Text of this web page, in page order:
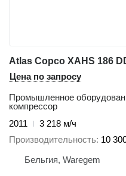
Atlas Copco XAHS 186
Цена по запросу
Промышленное
компрессор
2011
3 218 м/ч
Производительность 10
Бельгия, Waregem